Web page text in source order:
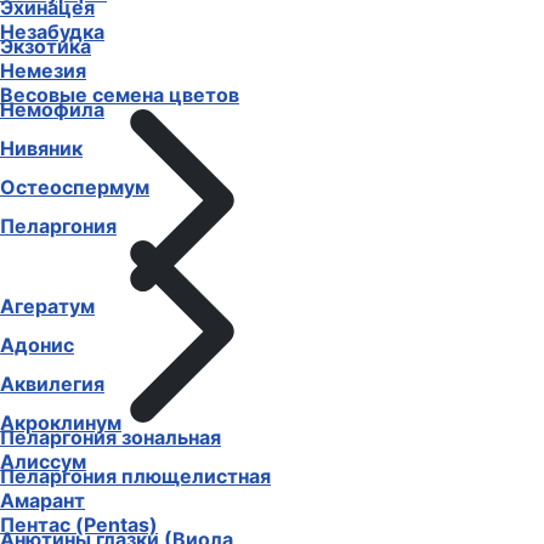
Незабудка
Немезия
Немофила
Нивяник
Остеоспермум
Пеларгония
Пеларгония зональная
Пеларгония плющелистная
Пентас (Pentas)
Эхинацея
Экзотика
Весовые семена цветов
Агератум
Адонис
Аквилегия
Акроклинум
Алиссум
Амарант
Анютины глазки (Виола